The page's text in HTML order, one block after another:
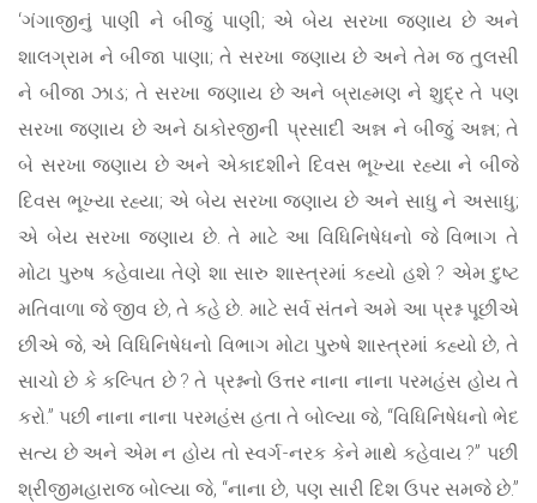
‘ગંગાજીનું પાણી ને બીજું પાણી; એ બેય સરખા જણાય છે અને
શાલગ્રામ ને બીજા પાણા; તે સરખા જણાય છે અને તેમ જ તુલસી
ને બીજા ઝાડ; તે સરખા જણાય છે અને બ્રાહ્મણ ને શુદ્ર તે પણ
સરખા જણાય છે અને ઠાકોરજીની પ્રસાદી અન્ન ને બીજું અન્ન; તે
બે સરખા જણાય છે અને એકાદશીને દિવસ ભૂખ્યા રહ્યા ને બીજે
દિવસ ભૂખ્યા રહ્યા; એ બેય સરખા જણાય છે અને સાધુ ને અસાધુ;
એ બેય સરખા જણાય છે. તે માટે આ વિધિનિષેધનો જે વિભાગ તે
મોટા પુરુષ કહેવાયા તેણે શા સારુ શાસ્ત્રમાં કહ્યો હશે ? એમ દુષ્ટ
મતિવાળા જે જીવ છે, તે કહે છે. માટે સર્વ સંતને અમે આ પ્રશ્ન પૂછીએ
છીએ જે, એ વિધિનિષેધનો વિભાગ મોટા પુરુષે શાસ્ત્રમાં કહ્યો છે, તે
સાચો છે કે કલ્પિત છે ? તે પ્રશ્નનો ઉત્તર નાના નાના પરમહંસ હોય તે
કરો.” પછી નાના નાના પરમહંસ હતા તે બોલ્યા જે, “વિધિનિષેધનો ભેદ
સત્ય છે અને એમ ન હોય તો સ્વર્ગ-નરક કેને માથે કહેવાય ?” પછી
શ્રીજીમહારાજ બોલ્યા જે, “નાના છે, પણ સારી દિશ ઉપર સમજે છે.”